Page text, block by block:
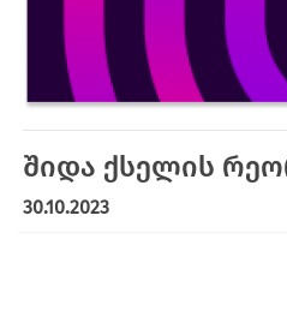
შიდა ქსელის
30.10.2023